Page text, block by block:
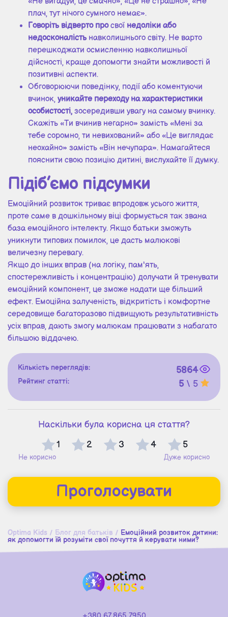
плач, тут нічого сумного немає».
Говоріть відверто просвої недоліки або
недосконалість навколишнього світу. Не варто
перешкоджати осмисленню навколишньої
дійсності, краще допомогти знайти можливості й
позитивні аспекти.
Обговорюючи поведінку, події або коментуючи
вчинок, уникайте переходу на характеристики
особистості, зосередивши увагу на самому вчинку.
Скажіть «Ти вчинив негарно» замість «Мені за
тебе соромно, ти невихований» або «Це виглядає
неохайно» замість «Він нечупара». Намагайтеся
пояснити свою позицію дитині, вислухайте її думку.
Підіб’ємо підсумки
Емоційний розвиток триває впродовж усього життя,
проте саме в дошкільному віці формується так звана
база емоційного інтелекту. Якщо батьки зможуть
уникнути типових помилок, це дасть малюкові
величезну перевагу.
Якщо до інших вправ (на логіку, пам'ять,
спостережливість і концентрацію) долучати й тренувати
емоційний компонент, це зможе надати ще більший
ефект. Емоційна залученість, відкритість і комфортне
середовище багаторазово підвищують результативність
усіх вправ, дають змогу малюкам працювати з набагато
більшою віддачею.
Кількість переглядів: 5864
Рейтинг статті: 5 \ 5
Наскільки була корисна ця стаття?
1
2 3 4 5
Не корисно Дуже корисно
Проголосувати
Optima Kids / Блог для батьків / Емоційний розвиток дитини:
як допомогти їй розуміти свої почуття й керувати ними?